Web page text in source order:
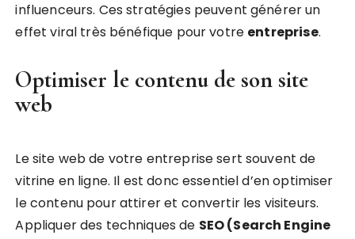
influenceurs. Ces stratégies peuvent générer un
effet viral très bénéfique pour votre entreprise.
Optimiser le contenu de son site
web
Le site web de votre entreprise sert souvent de
vitrine en ligne. Il est donc essentiel d’en optimiser
le contenu pour attirer et convertir les visiteurs.
Appliquer des techniques de SEO (Search Engine